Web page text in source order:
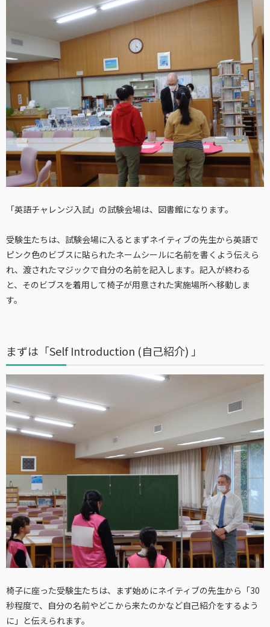
「英語チャレンジ入試」の試験会場は、図書館になります。
受験生たちは、試験会場に入るとまずネイティブの先生から英語で
ピンク色のビブスに貼られたネームシールに名前を書くよう伝えら
れ、渡されたマジックで自分の名前を記入します。記入が終わる
と、そのビブスを着用して椅子が用意された実施場所へ移動しま
す。
まずは「Self Introduction (自己紹介) 」
椅子に座った受験生たちは、まず始めにネイティブの先生から「30
秒程度で、自分の名前やどこから来たのかなど自己紹介をするよう
に」と伝えられます。